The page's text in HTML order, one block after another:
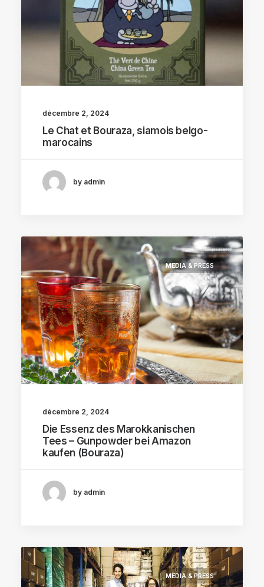
décembre 2, 2024
Le Chat et Bouraza, siamois belgo-
marocains
by admin
MEDIA & PRESS
décembre 2, 2024
Die Essenz des Marokkanischen
Tees – Gunpowder bei Amazon
kaufen (Bouraza)
by admin
MEDIA & PRESS